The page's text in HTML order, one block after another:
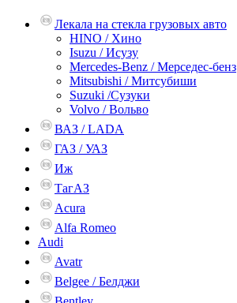
Лекала на стекла грузовых авто
HINO / Хино
Isuzu / Исузу
Mercedes-Benz / Мерседес-бенз
Mitsubishi / Митсубиши
Suzuki /Сузуки
Volvo / Вольво
ВАЗ / LADA
ГАЗ / УАЗ
Иж
ТагАЗ
Acura
Alfa Romeo
Audi
Avatr
Belgee / Белджи